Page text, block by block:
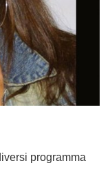
programma